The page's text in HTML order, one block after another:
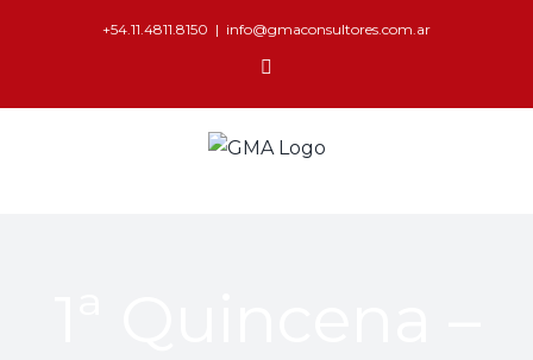
+54.11.4811.8150 | info@gmaconsultores.com.ar